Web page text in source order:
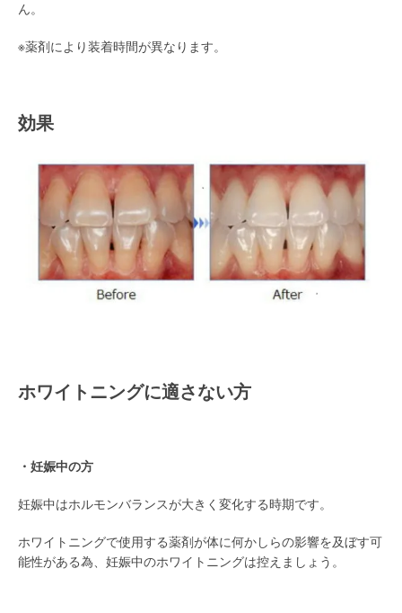
ん。
※薬剤により装着時間が異なります。
効果
ホワイトニングに適さない方
・妊娠中の方
妊娠中はホルモンバランスが大きく変化する時期です。
ホワイトニングで使用する薬剤が体に何かしらの影響を及ぼす可
能性がある為、妊娠中のホワイトニングは控えましょう。